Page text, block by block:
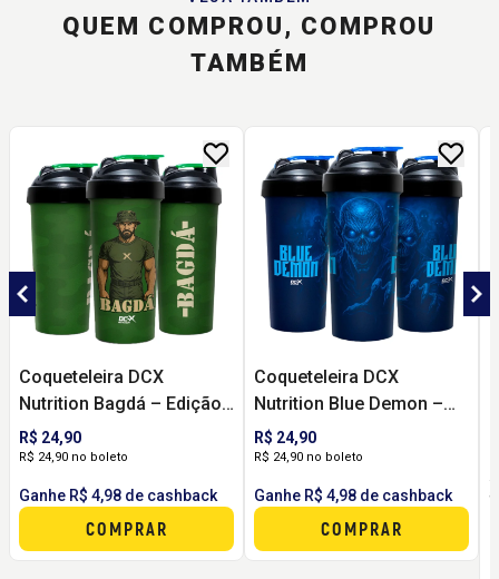
QUEM COMPROU, COMPROU
TAMBÉM
Coqueteleira DCX
Nutrition Bagdá – Edição
Especial Pré-Treino
Militar (600ml)
R$ 24,90
R$ 24,90 no boleto
Ganhe R$ 4,98 de cashback
COMPRAR
Coqueteleira DCX
Nutrition Blue Demon –
Edição Especial Pré-
Treino (600ml)
R$ 24,90
R$ 24,90 no boleto
Ganhe R$ 4,98 de cashback
COMPRAR